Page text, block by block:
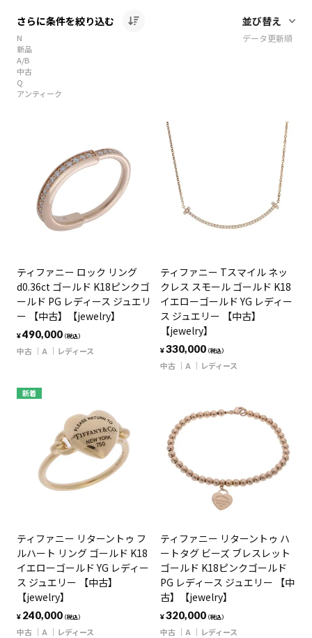
さらに条件を絞り込む
N
新品
A/B
中古
Q
アンティーク
データ更新順
ティファニー ロック リング
d0.36ct ゴールド K18ピンクゴ
ールド PG レディース ジュエリ
ー 【中古】【jewelry】
¥490,000（税込）
中古 A レディース
ティファニー Tスマイル ネッ
クレス スモール ゴールド K18
イエローゴールド YG レディー
ス ジュエリー 【中古】
【jewelry】
¥330,000（税込）
中古 A レディース
新着
ティファニー リターントゥ フ
ルハート リング ゴールド K18
イエローゴールド YG レディー
ス ジュエリー 【中古】
【jewelry】
¥ 240,000（税込）
中古 A レディース
ティファニー リターントゥ ハ
ートタグ ビーズ ブレスレット
ゴールド K18ピンクゴールド
PG レディース ジュエリー 【中
古】【jewelry】
¥320,000（税込）
中古 A レディース